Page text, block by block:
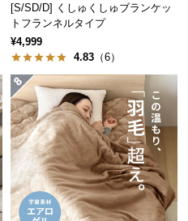
[S/SD/D] くしゅくしゅブランケッ
トフランネルタイプ
¥4,999
4.83 （6）